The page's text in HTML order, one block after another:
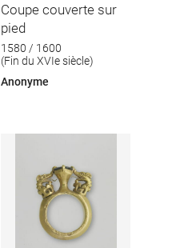
Coupe couverte sur
pied
1580 / 1600
(Fin du XVIe siècle)
Anonyme